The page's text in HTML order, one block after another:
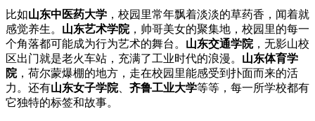
比如山东中医药大学 ，校园里常年飘着淡淡的草药香，闻着就
感觉养生。 山东艺术学院，帅哥美女的聚集地，校园里的每一
个角落都可能成为行为艺术的舞台。 山东交通学院，无影山校
区出门就是老火车站，充满了工业时代的浪漫。 山东体育学
院，荷尔蒙爆棚的地方，走在校园里能感受到扑面而来的活
力。还有山东女子学院、齐鲁工业大学等等，每一所学校都有
它独特的标签和故事。